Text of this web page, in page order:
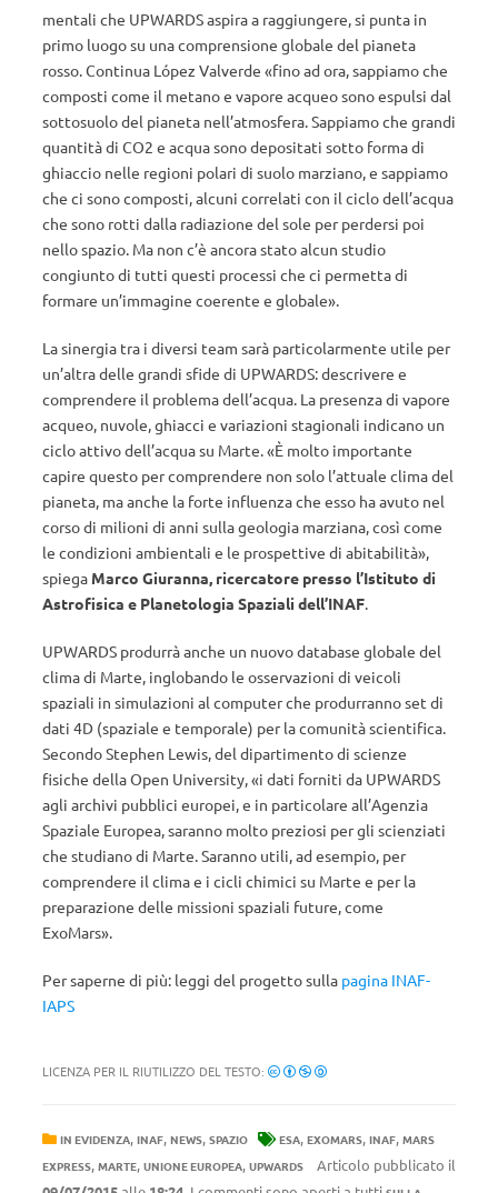
mentali che UPWARDS aspira a raggiungere, si punta in
primo luogo su una comprensione globale del pianeta
rosso. Continua López Valverde «fino ad ora, sappiamo che
composti come il metano e vapore acqueo sono espulsi dal
sottosuolo del pianeta nell’atmosfera. Sappiamo che grandi
quantità di CO2 e acqua sono depositati sotto forma di
ghiaccio nelle regioni polari di suolo marziano, e sappiamo
che ci sono composti, alcuni correlati con il ciclo dell’acqua
che sono rotti dalla radiazione del sole per perdersi poi
nello spazio. Ma non c’è ancora stato alcun studio
congiunto di tutti questi processi che ci permetta di
formare un’immagine coerente e globale».
La sinergia tra i diversi team sarà particolarmente utile per
un’altra delle grandi sfide di UPWARDS: descrivere e
comprendere il problema dell’acqua. La presenza di vapore
acqueo, nuvole, ghiacci e variazioni stagionali indicano un
ciclo attivo dell’acqua su Marte. «È molto importante
capire questo per comprendere non solo l’attuale clima del
pianeta, ma anche la forte influenza che esso ha avuto nel
corso di milioni di anni sulla geologia marziana, così come
le condizioni ambientali e le prospettive di abitabilità»,
spiega Marco Giuranna, ricercatore presso l’Istituto di
Astrofisica e Planetologia Spaziali dell’INAF
UPWARDS produrrà anche un nuovo database globale del
clima di Marte, inglobando le osservazioni di veicoli
spaziali in simulazioni al computer che produrranno set di
dati 4D (spaziale e temporale) per la comunità scientifica.
Secondo Stephen Lewis, del dipartimento di scienze
fisiche della Open University, «i dati forniti da UPWARDS
agli archivi pubblici europei, e in particolare all’Agenzia
Spaziale Europea, saranno molto preziosi per gli scienziati
che studiano di Marte. Saranno utili, ad esempio, per
comprendere il clima e i cicli chimici su Marte e per la
preparazione delle missioni spaziali future, come
ExoMars».
Per saperne di più: leggi del progetto sulla pagina INAF-
IAPS
LICENZA PER IL RIUTILIZZO DEL TESTO:
IN EVIDENZA, INAF, NEWS, SPAZIO ESA, EXOMARS, INAF, MARS
EXPRESS, MARTE, UNIONE EUROPEA, UPWARDS
Articolo pubblicato il